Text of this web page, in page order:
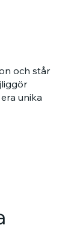
och står
unika